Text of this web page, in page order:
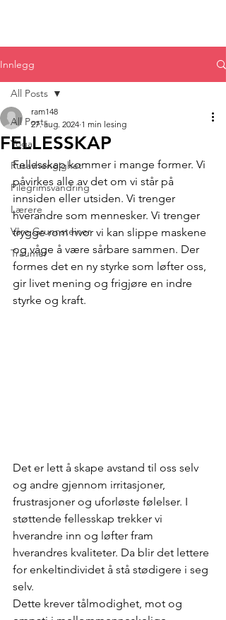
Innlegg
All Posts
Yoga
Rusavhengighet
Pilegrimsvandring
Lærere
Våre Grunnsteiner
Traumer
All Posts
FELLESSKAP
ram148
27. aug. 2024 1 min lesing
Fellesskap kommer i mange former. Vi
påvirkes alle av det om vi står på
innsiden eller utsiden. Vi trenger
hverandre som mennesker. Vi trenger
trygge rom hvor vi kan slippe maskene
og våge å være sårbare sammen. Der
formes det en ny styrke som løfter oss,
gir livet mening og frigjøre en indre
styrke og kraft.
Det er lett å skape avstand til oss selv
og andre gjennom irritasjoner,
frustrasjoner og uforløste følelser. I
støttende fellesskap trekker vi
hverandre inn og løfter fram
hverandres kvaliteter. Da blir det lettere
for enkeltindividet å stå stødigere i seg
selv.
Dette krever tålmodighet, mot og